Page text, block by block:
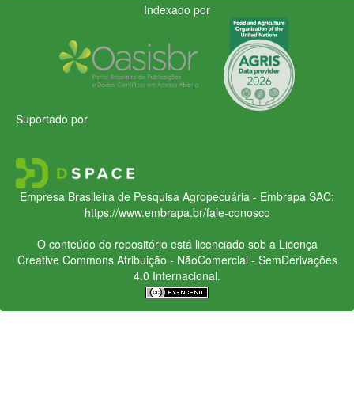
Indexado por
Suportado por
Empresa Brasileira de Pesquisa Agropecuária - Embrapa SAC:
https://www.embrapa.br/fale-conosco
O conteúdo do repositório está licenciado sob a Licença
Creative CommonsAtribuição - NãoComercial - SemDerivações
4.0 Internacional.